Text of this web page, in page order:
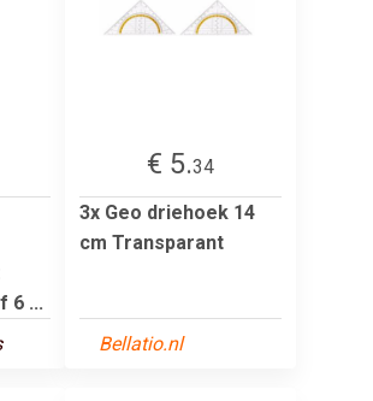
6 ...
€ 5.34
3x Geo driehoek 14
cm Transparant
Bellatio.nl